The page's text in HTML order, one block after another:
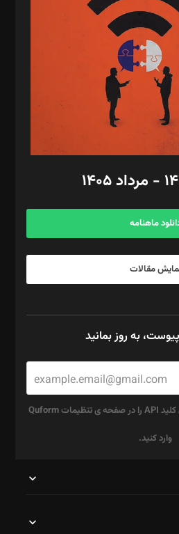
زهرا فکرانه، فائزه فتحی
مانی لطفی زاده
ثابت
ماهنامه
مقالات
به روز بمانید
برای استفاده از ریکپچا بایستی کلید API را در صفحه ی تنظیمات Quform
وارد کنید.